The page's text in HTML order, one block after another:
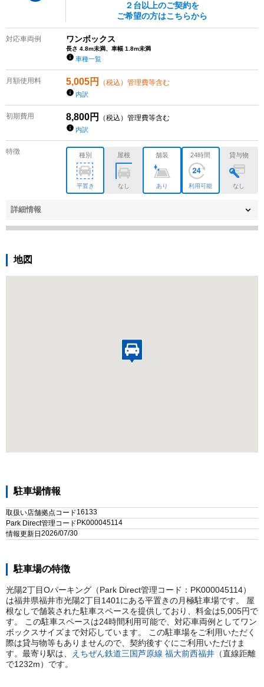
２台以上のご契約を
ご希望の方はこちらから
対応車両例 ワンボックス
長さ 4.8m未満、車幅 1.8m未満
車種一覧
月額使用料 5,005円 （税込）管理費等含む
内訳
初期費用 8,800円 （税込）管理費等含む
内訳
特徴 種別
平置き
屋根
なし
舗装
あり
24時間
利用可能
貸与物
なし
詳細情報
地図
駐車場情報
取扱い店舗拠点コード16133
Park Direct管理コード PK000045114
情報更新日 2026/07/30
駐車場の特徴
光陽2丁目Oパーキング（Park Direct管理コード：PK000045114）
は福井県福井市光陽2丁目1401にある平置きの月極駐車場です。 屋
根なしで舗装された駐車スペースを提供しており、料金は5,005円で
す。 この駐車スペースは24時間利用可能で、対応車両例としてワン
ボックスサイズまで対応しています。 この駐車場をご利用いただく
際は貸与物等もありませんので、契約後すぐにご利用いただけま
す。 最寄り駅は、 えちぜん鉄道三国芦原線 福大前西福井 （直線距離
で1232m） です。